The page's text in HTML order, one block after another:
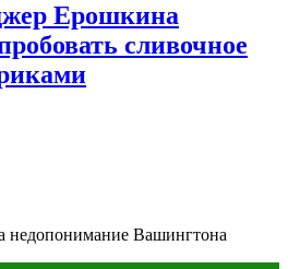
Ерошкина
сливочное
недопонимание Вашингтона